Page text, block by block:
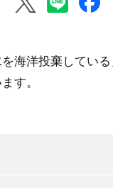
を海洋投棄してい
す。